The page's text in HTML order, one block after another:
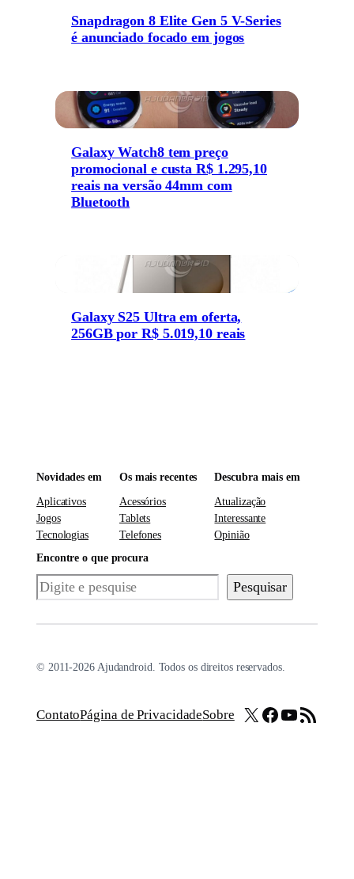
Snapdragon 8 Elite Gen 5 V-Series
é anunciado focado em jogos
Galaxy Watch8 tem preço
promocional e custa R$ 1.295,10
reais na versão 44mm com
Bluetooth
Galaxy S25 Ultra em oferta,
256GB por R$ 5.019,10 reais
Novidades em
Aplicativos
Jogos
Tecnologias
Os mais recentes
Acessórios
Tablets
Telefones
Descubra mais em
Atualização
Interessante
Opinião
Encontre o que procura
Pesquisar Pesquisar
© 2011-2026 Ajudandroid. Todos os direitos reservados.
ContatoPágina de PrivacidadeSobre X Facebook
Youtube
Feed RSS